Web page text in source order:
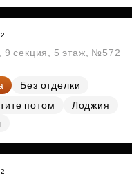
9 секция, 5 этаж, №572
Без отделки
потом
Лоджия